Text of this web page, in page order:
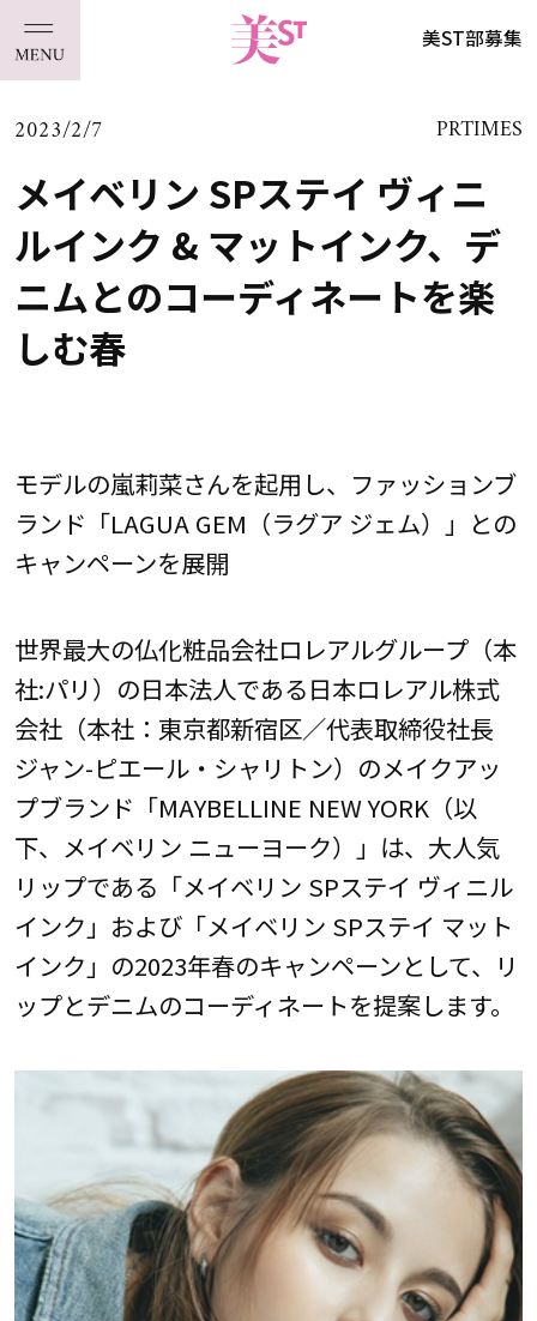
美ST部募集
2023/2/7 PRTIMES
メイベリン SPステイ ヴィニ
ルインク & マットインク、デ
ニムとのコーディネートを楽
しむ春
モデルの嵐莉菜さんを起用し、ファッションブ
ランド「LAGUA GEM（ラグア ジェム）」との
キャンペーンを展開
世界最大の仏化粧品会社ロレアルグループ（本
社:パリ）の日本法人である日本ロレアル株式
会社（本社：東京都新宿区／代表取締役社長
ジャン-ピエール・シャリトン）のメイクアッ
プブランド「MAYBELLINE NEW YORK（以
下、メイベリン ニューヨーク）」は、大人気
リップである「メイベリン SPステイ ヴィニル
インク」および「メイベリン SPステイ マット
インク」の2023年春のキャンペーンとして、リ
ップとデニムのコーディネートを提案します。